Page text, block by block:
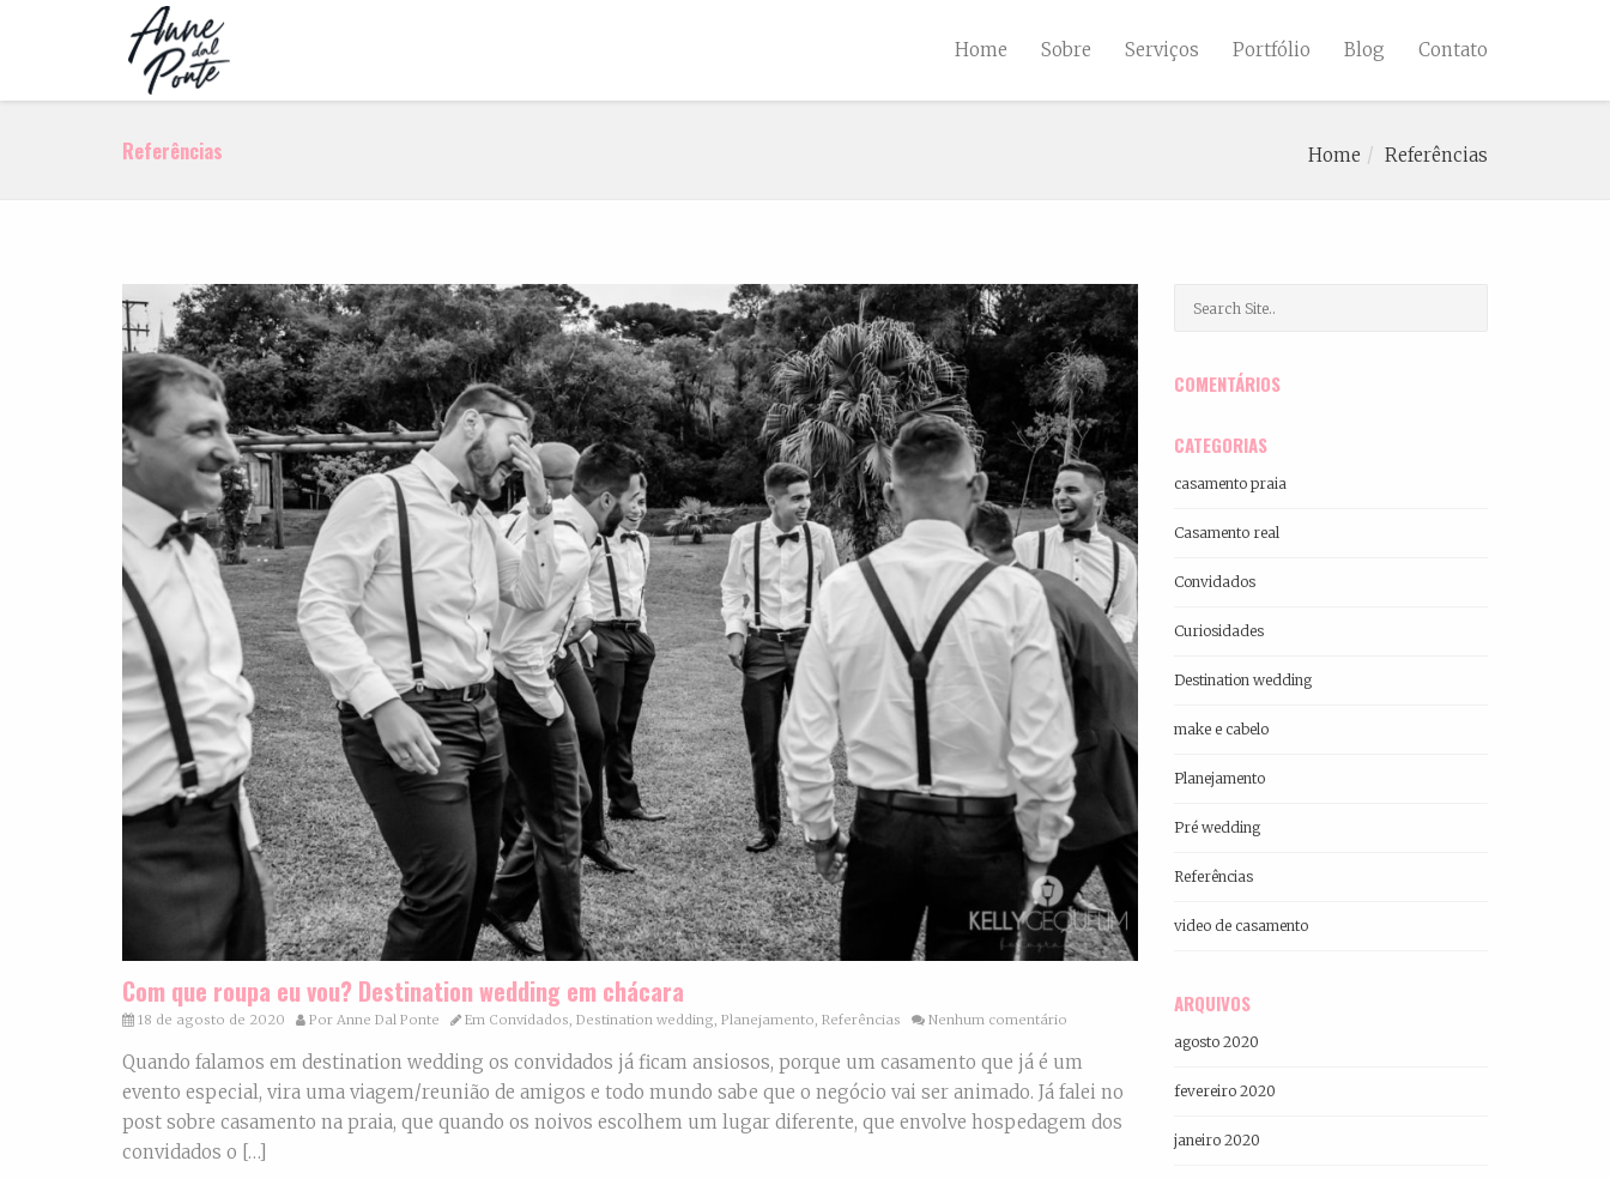
Home Sobre Serviços Portfólio Blog Contato
Referências Home Referências
Com que roupa eu vou? Destination wedding em chácara
18 de agosto de 2020 Por Anne Dal Ponte Em Convidados, Destination wedding, Planejamento, Referências Nenhum comentário
Quando falamos em destination wedding os convidados já ficam ansiosos, porque um casamento que já é um
evento especial, vira uma viagem/reunião de amigos e todo mundo sabe que o negócio vai ser animado. Já falei no
post sobre casamento na praia, que quando os noivos escolhem um lugar diferente, que envolve hospedagem dos
convidados o […]
COMENTÁRIOS
CATEGORIAS
casamento praia
Casamento real
Convidados
Curiosidades
Destination wedding
make e cabelo
Planejamento
Pré wedding
Referências
video de casamento
ARQUIVOS
agosto 2020
fevereiro 2020
janeiro 2020